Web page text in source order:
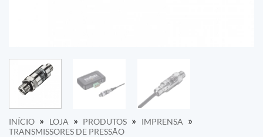
INÍCIO » LOJA » PRODUTOS » IMPRENSA »
TRANSMISSORES DE PRESSÃO